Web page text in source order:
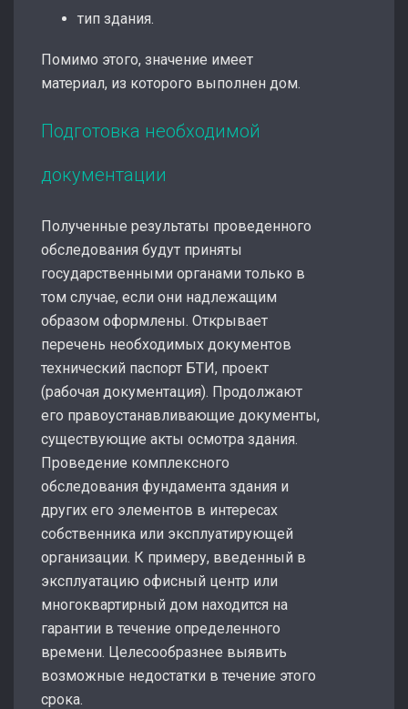
тип здания.
Помимо этого, значение имеет
материал, из которого выполнен дом.
Подготовка необходимой
документации
Полученные результаты проведенного
обследования будут приняты
государственными органами только в
том случае, если они надлежащим
образом оформлены. Открывает
перечень необходимых документов
технический паспорт БТИ, проект
(рабочая документация). Продолжают
его правоустанавливающие документы,
существующие акты осмотра здания.
Проведение комплексного
обследования фундамента здания и
других его элементов в интересах
собственника или эксплуатирующей
организации. К примеру, введенный в
эксплуатацию офисный центр или
многоквартирный дом находится на
гарантии в течение определенного
времени. Целесообразнее выявить
возможные недостатки в течение этого
срока.